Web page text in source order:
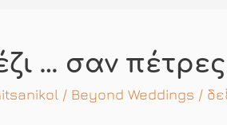
… σαν πέτρες
/ Beyond Weddings /